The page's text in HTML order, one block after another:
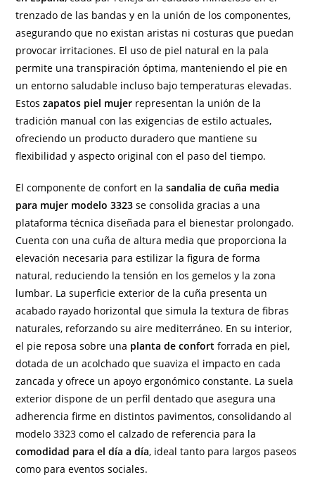
trenzado de las bandas y en la unión de los componentes,
asegurando que no existan aristas ni costuras que puedan
provocar irritaciones. El uso de piel natural en la pala
permite una transpiración óptima, manteniendo el pie en
un entorno saludable incluso bajo temperaturas elevadas.
Estoszapatos piel mujer representan la unión de la
tradición manual con las exigencias de estilo actuales,
ofreciendo un producto duradero que mantiene su
flexibilidad y aspecto original con el paso del tiempo.
El componente de confort en lasandalia de cuña media
para mujer modelo 3323 se consolida gracias a una
plataforma técnica diseñada para el bienestar prolongado.
Cuenta con una cuña de altura media que proporciona la
elevación necesaria para estilizar la figura de forma
natural, reduciendo la tensión en los gemelos y la zona
lumbar. La superficie exterior de la cuña presenta un
acabado rayado horizontal que simula la textura de fibras
naturales, reforzando su aire mediterráneo. En su interior,
el pie reposa sobre una planta de confort forrada en piel,
dotada de un acolchado que suaviza el impacto en cada
zancada y ofrece un apoyo ergonómico constante. La suela
exterior dispone de un perfil dentado que asegura una
adherencia firme en distintos pavimentos, consolidando al
modelo 3323 como el calzado de referencia para la
comodidad para el día a día, ideal tanto para largos paseos
como para eventos sociales.